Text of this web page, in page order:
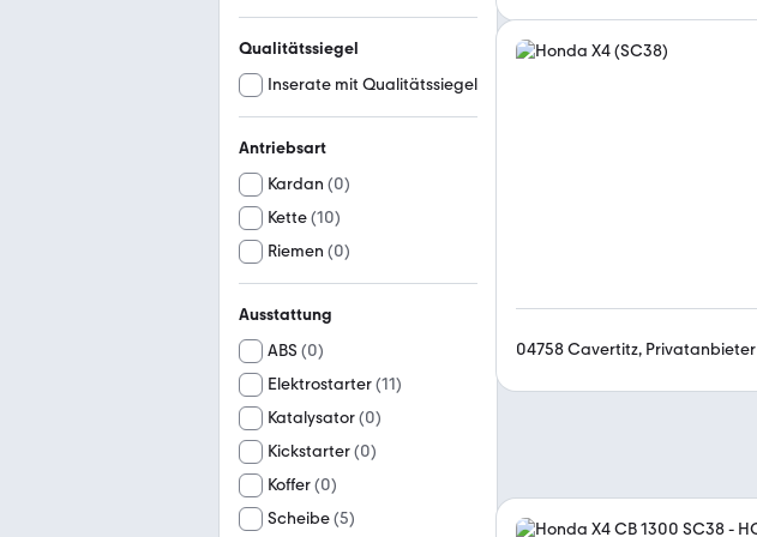
Qualitätssiegel
Inserate mit Qualitätssiegel
Antriebsart
Kardan (0)
Kette(10)
Riemen (0)
Ausstattung
ABS (0)
Elektrostarter(11)
Katalysator(0)
Kickstarter(0)
Koffer(0)
Scheibe(5)
04758 Cavertitz, Privatanbieter